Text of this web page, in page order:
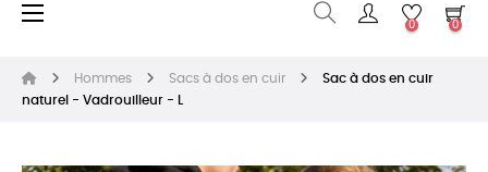
Basculer la navigation
☰
0 0
Hommes Sacs à dos en cuir
Sac à dos en cuir
naturel - Vadrouilleur - L